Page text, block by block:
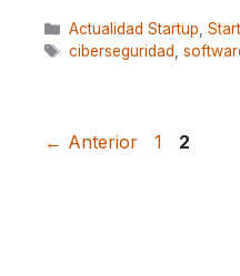
Categorías
Actualidad Startup
Etiquetas
ciberseguridad
← Anterior Página
1 Página
2